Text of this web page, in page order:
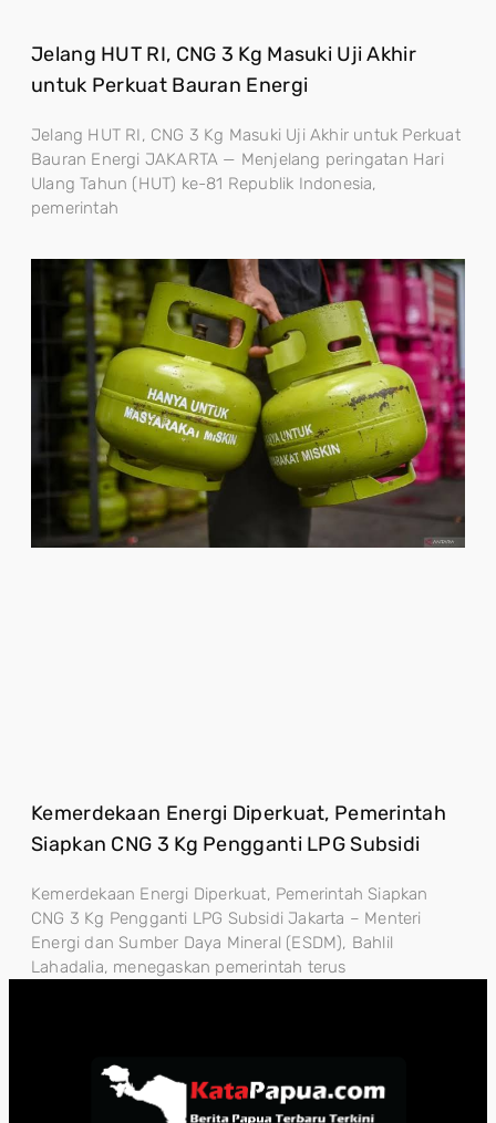
Jelang HUT RI, CNG 3 Kg Masuki Uji Akhir
untuk Perkuat Bauran Energi
Jelang HUT RI, CNG 3 Kg Masuki Uji Akhir untuk Perkuat
Bauran Energi JAKARTA — Menjelang peringatan Hari
Ulang Tahun (HUT) ke-81 Republik Indonesia,
pemerintah
Kemerdekaan Energi Diperkuat, Pemerintah
Siapkan CNG 3 Kg Pengganti LPG Subsidi
Kemerdekaan Energi Diperkuat, Pemerintah Siapkan
CNG 3 Kg Pengganti LPG Subsidi Jakarta – Menteri
Energi dan Sumber Daya Mineral (ESDM), Bahlil
Lahadalia, menegaskan pemerintah terus